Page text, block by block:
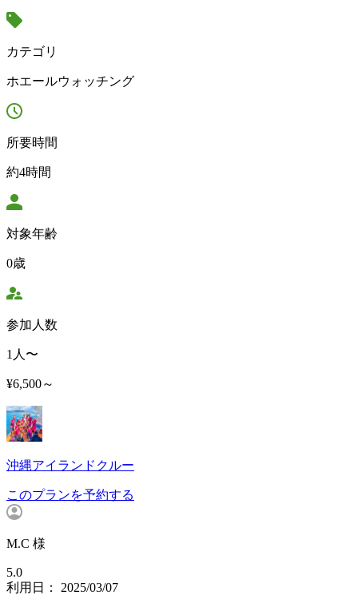
カテゴリ
ホエールウォッチング
所要時間
約4時間
対象年齢
0歳
参加人数
1人〜
¥6,500～
沖縄アイランドクルー
このプランを予約する
M.C 様
5.0
利用日： 2025/03/07